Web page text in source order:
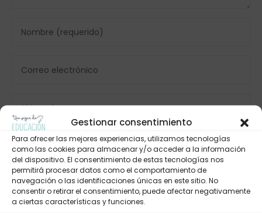
Gestionar consentimiento
Para ofrecer las mejores experiencias, utilizamos tecnologías
como las cookies para almacenar y/o acceder a la información
del dispositivo. El consentimiento de estas tecnologías nos
permitirá procesar datos como el comportamiento de
navegación o las identificaciones únicas en este sitio. No
consentir o retirar el consentimiento, puede afectar negativamente
a ciertas características y funciones.